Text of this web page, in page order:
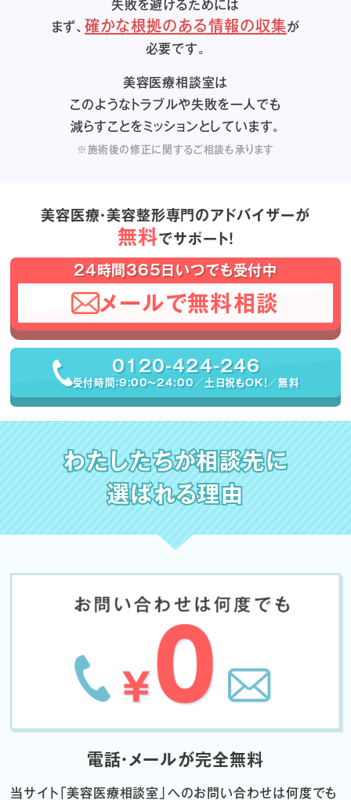
失敗を避けるためには
まず、確かな根拠のある情報の収集が
必要です。
美容医療相談室は
このようなトラブルや失敗を一人でも
減らすことをミッションとしています。
※施術後の修正に関するご相談も承ります
美容医療・美容整形専門のアドバイザーが
無料でサポート！
24時間365日いつでも受付中
メールで無料相談
0120-424-246
受付時間：9:00〜24:00／土日祝もOK！／無料
わたしたちが相談先に
選ばれる理由
電話・メールが完全無料
当サイト「美容医療相談室」へのお問い合わせは何度でも